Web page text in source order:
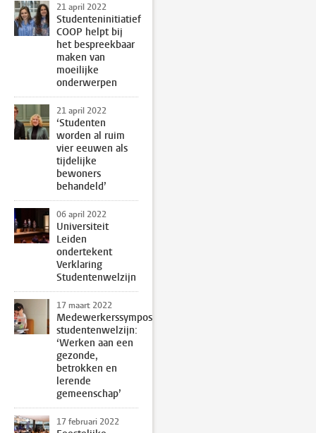
21 april 2022
Studenteninitiatief
COOP helpt bij
het bespreekbaar
maken van
moeilijke
onderwerpen
21 april 2022
‘Studenten
worden al ruim
vier eeuwen als
tijdelijke
bewoners
behandeld’
06 april 2022
Universiteit
Leiden
ondertekent
Verklaring
Studentenwelzijn
17 maart 2022
Medewerkerssymposium
studentenwelzijn:
‘Werken aan een
gezonde,
betrokken en
lerende
gemeenschap’
17 februari 2022